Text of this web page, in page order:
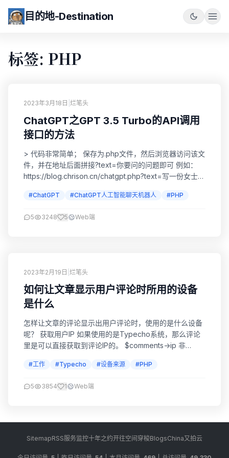
目的地-Destination
标签: PHP
2023年3月18日 烂笔头
ChatGPT之GPT 3.5 Turbo的API调用
接口的方法
> 代码非常简单； 保存为.php文件，然后浏览器访问该文
件，并在地址后面拼接?text=你要问的问题即可 例如：
https://blog.chrison.cn/chatgpt.php?text=写一份女士的
https://blog.chrison.cn */ $openai_api_key = 'sk-'; //这
#ChatGPT #ChatGPT人工智能聊天机器人 #PHP
5 3248 5 Web端
2023年2月19日 烂笔头
如何让文章显示用户评论时所用的设备
是什么
怎样让文章的评论显示出用户评论时，使用的是什么设备
呢？ 获取用户IP 如果使用的是Typecho系统，那么评论
里是可以直接获取到评论IP的。 $comments->ip 非
function getIp(){ $ip= '-'; if
#工作 #Typecho #设备来源 #PHP
5 3854 1 Web端
SitemapRSS服务监控十年之约开往空间穿梭BlogsChina又拍云